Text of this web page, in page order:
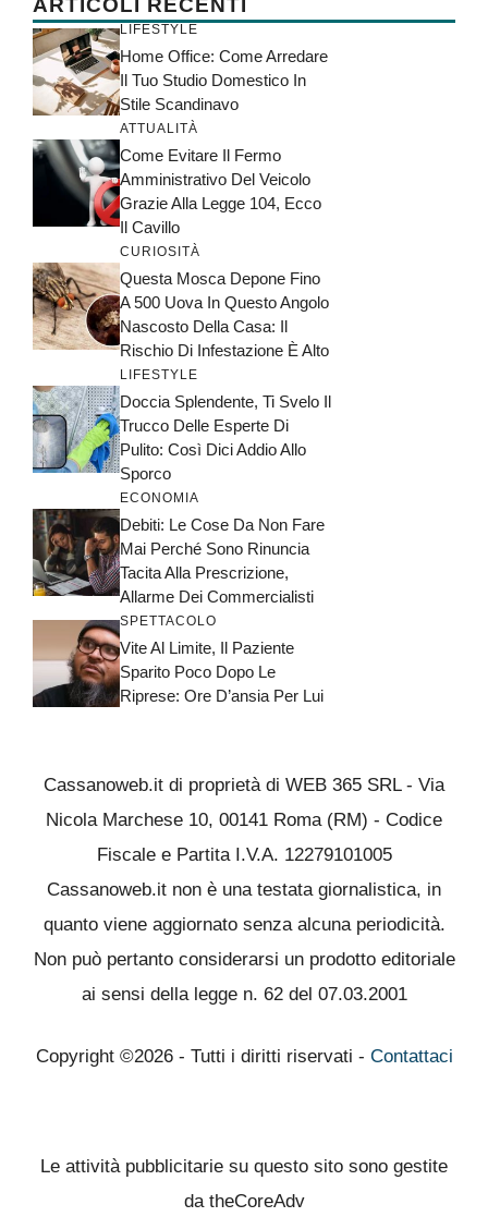
LIFESTYLE
Home Office: Come Arredare
Il Tuo Studio Domestico In
Stile Scandinavo
ATTUALITÀ
Come Evitare Il Fermo
Amministrativo Del Veicolo
Grazie Alla Legge 104, Ecco
Il Cavillo
CURIOSITÀ
Questa Mosca Depone Fino
A 500 Uova In Questo Angolo
Nascosto Della Casa: Il
Rischio Di Infestazione È Alto
LIFESTYLE
Doccia Splendente, Ti Svelo Il
Trucco Delle Esperte Di
Pulito: Così Dici Addio Allo
Sporco
ECONOMIA
Debiti: Le Cose Da Non Fare
Mai Perché Sono Rinuncia
Tacita Alla Prescrizione,
Allarme Dei Commercialisti
SPETTACOLO
Vite Al Limite, Il Paziente
Sparito Poco Dopo Le
Riprese: Ore D’ansia Per Lui
Cassanoweb.it di proprietà di WEB 365 SRL - Via
Nicola Marchese 10, 00141 Roma (RM) - Codice
Fiscale e Partita I.V.A. 12279101005
Cassanoweb.it non è una testata giornalistica, in
quanto viene aggiornato senza alcuna periodicità.
Non può pertanto considerarsi un prodotto editoriale
ai sensi della legge n. 62 del 07.03.2001
Copyright ©2026 - Tutti i diritti riservati - Contattaci
Le attività pubblicitarie su questo sito sono gestite
da theCoreAdv